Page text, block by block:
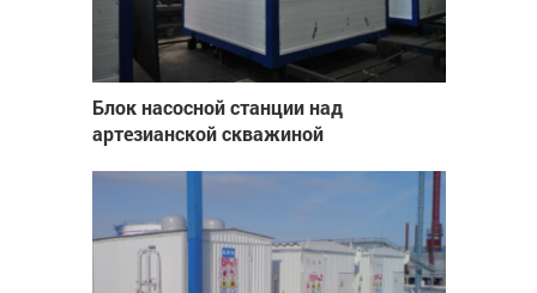
Блок насосной станции над
артезианской скважиной